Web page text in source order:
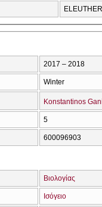
2017 – 2018
Winter
Konstantinos
5
600096903
Βιολογίας
Ισόγειο